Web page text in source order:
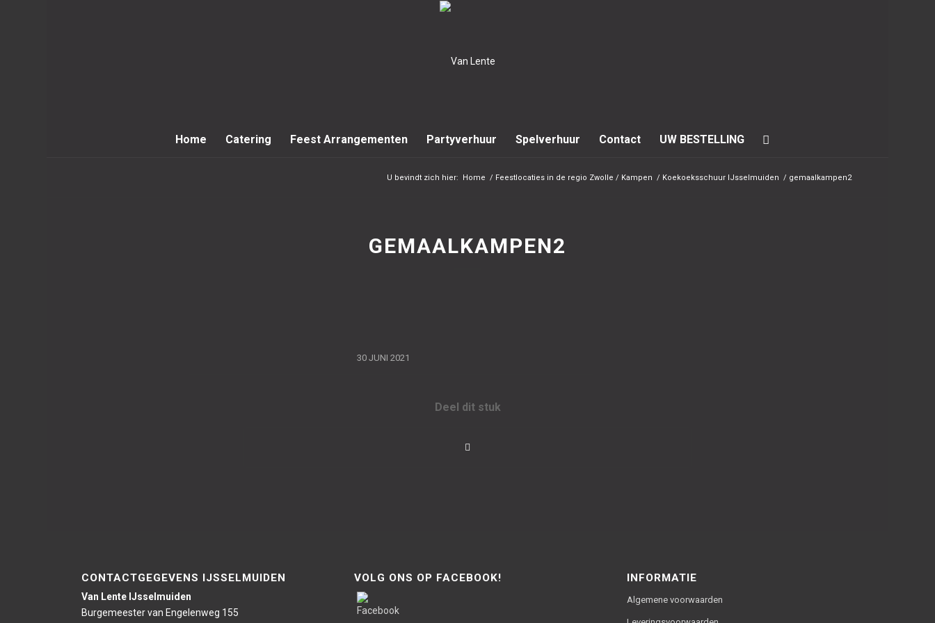
Home Catering Feest Arrangementen Partyverhuur Spelverhuur Contact UW BESTELLING
U bevindt zich hier: Home / Feestlocaties in de regio Zwolle / Kampen / Koekoeksschuur IJsselmuiden / gemaalkampen2
GEMAALKAMPEN2
30 JUNI 2021
/
Deel dit stuk
CONTACTGEGEVENS IJSSELMUIDEN
Van Lente IJsselmuiden
Burgemeester van Engelenweg 155
VOLG ONS OP FACEBOOK! INFORMATIE
Algemene voorwaarden